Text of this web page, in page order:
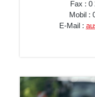
Fax : 0
Mobil :
E-Mail :